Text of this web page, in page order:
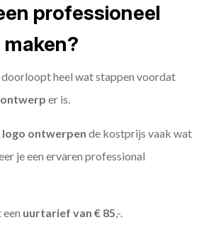
professioneel
doorloopt heel wat stappen voordat
er is.
logo ontwerpen de kostprijs vaak wat
je een ervaren professional
uurtarief van € 85,-.